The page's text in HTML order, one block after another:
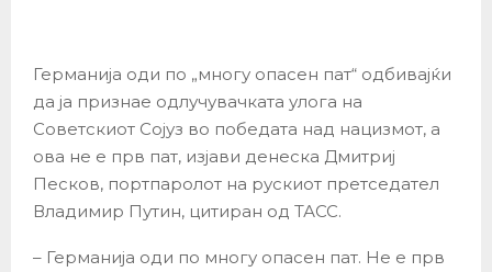
Германија оди по „многу опасен пат“ одбивајќи
да ја признае одлучувачката улога на
Советскиот Сојуз во победата над нацизмот, а
ова не е прв пат, изјави денеска Дмитриј
Песков, портпаролот на рускиот претседател
Владимир Путин, цитиран од ТАСС.
– Германија оди по многу опасен пат. Не е прв